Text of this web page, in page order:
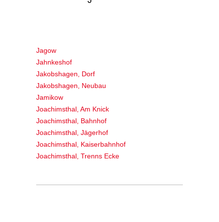
Jagow
Jahnkeshof
Jakobshagen, Dorf
Jakobshagen, Neubau
Jamikow
Joachimsthal, Am Knick
Joachimsthal, Bahnhof
Joachimsthal, Jägerhof
Joachimsthal, Kaiserbahnhof
Joachimsthal, Trenns Ecke